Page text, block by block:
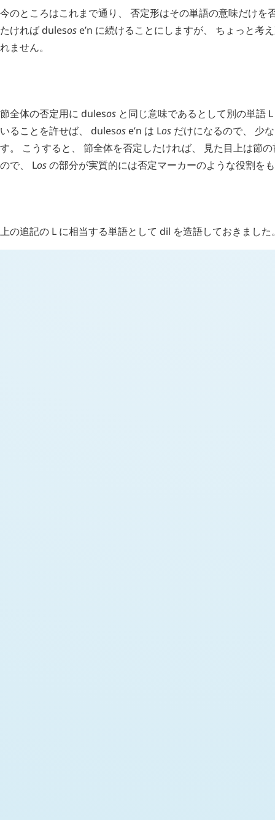
今のところはこれまで通り、 否定形はその単語の意味だけを
たければ dulesos e’n に続けることにしますが、 ちょっと考
れません。
節全体の否定用に dulesos と同じ意味であるとして別の単語 L
いることを許せば、 dulesos e’n は Los だけになるので、 少
す。 こうすると、 節全体を否定したければ、 見た目上は節
ので、 Losの部分が実質的には否定マーカーのような役割を
上の追記の L に相当する単語として dil を造語しておきました